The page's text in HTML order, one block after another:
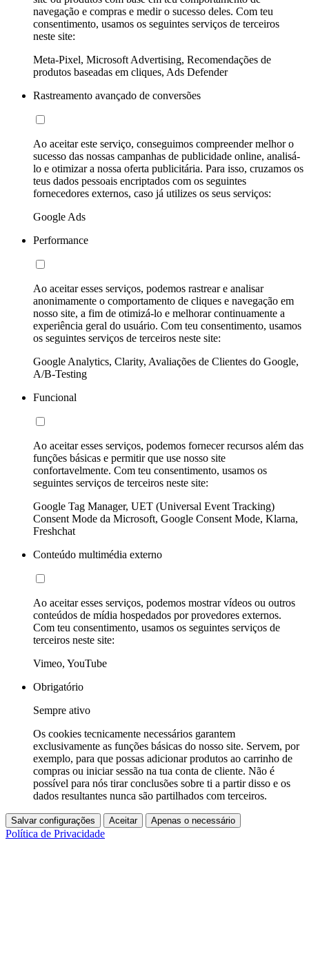
navegação e compras e medir o sucesso deles. Com teu
consentimento, usamos os seguintes serviços de terceiros
neste site:
Meta-Pixel, Microsoft Advertising, Recomendações de
produtos baseadas em cliques, Ads Defender
Rastreamento avançado de conversões
Ao aceitar este serviço, conseguimos compreender melhor o
sucesso das nossas campanhas de publicidade online, analisá-
lo e otimizar a nossa oferta publicitária. Para isso, cruzamos os
teus dados pessoais encriptados com os seguintes
fornecedores externos, caso já utilizes os seus serviços:
Google Ads
Performance
Ao aceitar esses serviços, podemos rastrear e analisar
anonimamente o comportamento de cliques e navegação em
nosso site, a fim de otimizá-lo e melhorar continuamente a
experiência geral do usuário. Com teu consentimento, usamos
os seguintes serviços de terceiros neste site:
Google Analytics, Clarity, Avaliações de Clientes do Google,
A/B-Testing
Funcional
Ao aceitar esses serviços, podemos fornecer recursos além das
funções básicas e permitir que use nosso site
confortavelmente. Com teu consentimento, usamos os
seguintes serviços de terceiros neste site:
Google Tag Manager, UET (Universal Event Tracking)
Consent Mode da Microsoft, Google Consent Mode, Klarna,
Freshchat
Conteúdo multimédia externo
Ao aceitar esses serviços, podemos mostrar vídeos ou outros
conteúdos de mídia hospedados por provedores externos.
Com teu consentimento, usamos os seguintes serviços de
terceiros neste site:
Vimeo, YouTube
Obrigatório
Sempre ativo
Os cookies tecnicamente necessários garantem
exclusivamente as funções básicas do nosso site. Servem, por
exemplo, para que possas adicionar produtos ao carrinho de
compras ou iniciar sessão na tua conta de cliente. Não é
possível para nós tirar conclusões sobre ti a partir disso e os
dados resultantes nunca são partilhados com terceiros.
Salvar configurações Aceitar Apenas o necessário
Política de Privacidade